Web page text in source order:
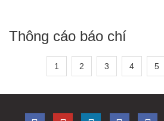
Thông cáo báo chí
1 2 3 4 5